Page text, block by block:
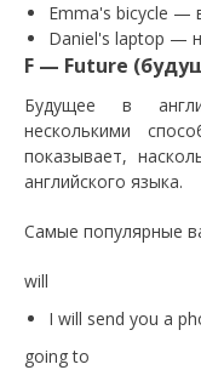
Emma's bicycle —
Daniel's laptop —
F — Future
Будущее в
несколькими
показывает,
английского языка.
Самые популярные
will
I will send you a
going to